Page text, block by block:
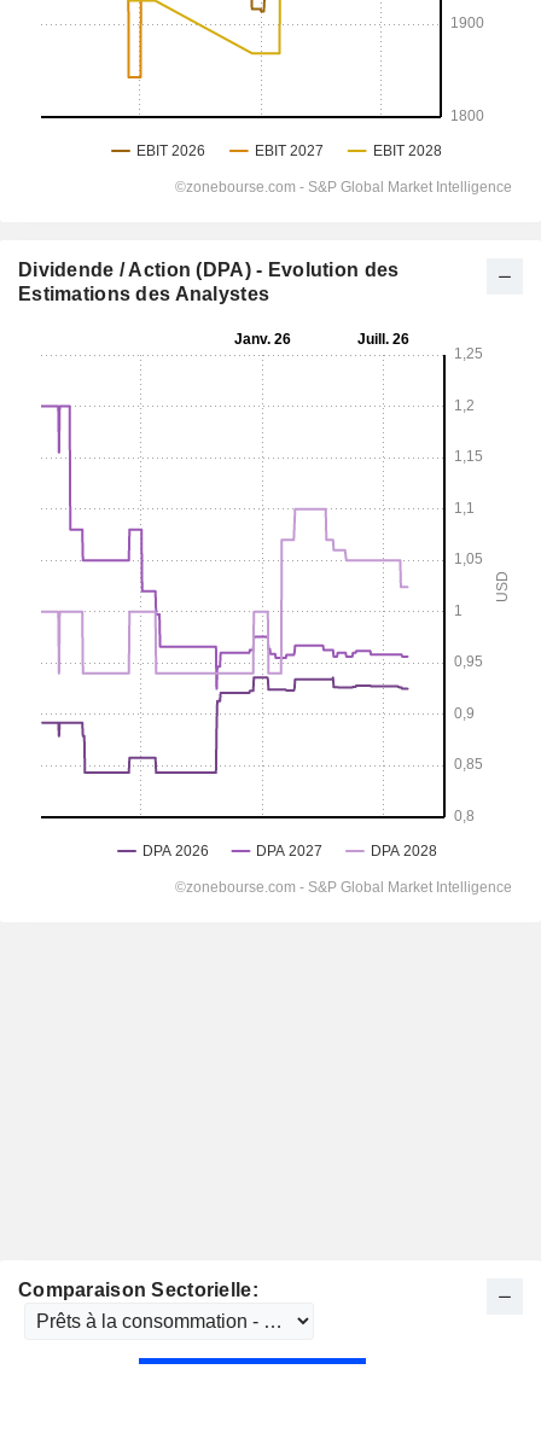
Dividende / Action (DPA) - Evolution des
Estimations des Analystes
Comparaison Sectorielle: